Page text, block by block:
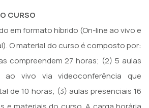
CURSO
em formato híbrido (On-line ao vivo e
O material do curso é composto por:
compreendem 27 horas; (2) 5 aulas
vivo via videoconferência que
de 10 horas; (3) aulas presenciais 16